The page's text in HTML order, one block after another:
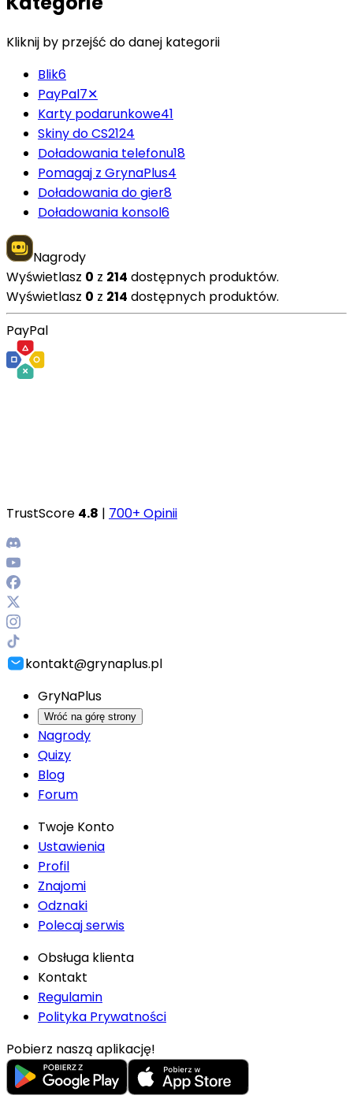
Kliknij by przejść do danej kategorii
Blik6
PayPal7✕
Karty podarunkowe41
Skiny do CS2124
Doładowania telefonu18
Pomagaj z GrynaPlus4
Doładowania do gier8
Doładowania konsol6
Nagrody
Wyświetlasz 0 z 214 dostępnych produktów.
Wyświetlasz 0 z 214 dostępnych produktów.
PayPal
TrustScore 4.8 | 700+ Opinii
kontakt@grynaplus.pl
GryNaPlus
Wróć na górę strony
Nagrody
Quizy
Blog
Forum
Twoje Konto
Ustawienia
Profil
Znajomi
Odznaki
Polecaj serwis
Obsługa klienta
Kontakt
Regulamin
Polityka Prywatności
Pobierz naszą aplikację!